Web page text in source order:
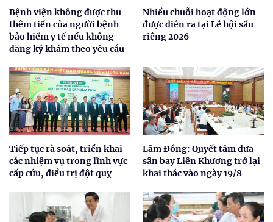
Bệnh viện không được thu
thêm tiền của người bệnh
bảo hiểm y tế nếu không
đăng ký khám theo yêu cầu
Nhiều chuỗi hoạt động lớn
được diễn ra tại Lễ hội sầu
riêng 2026
Tiếp tục rà soát, triển khai
các nhiệm vụ trong lĩnh vực
cấp cứu, điều trị đột quỵ
Lâm Đồng: Quyết tâm đưa
sân bay Liên Khương trở lại
khai thác vào ngày 19/8